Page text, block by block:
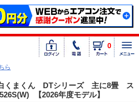
0
ら
くまくん DTシリーズ 主に8畳 ス
【2026年度モデル】